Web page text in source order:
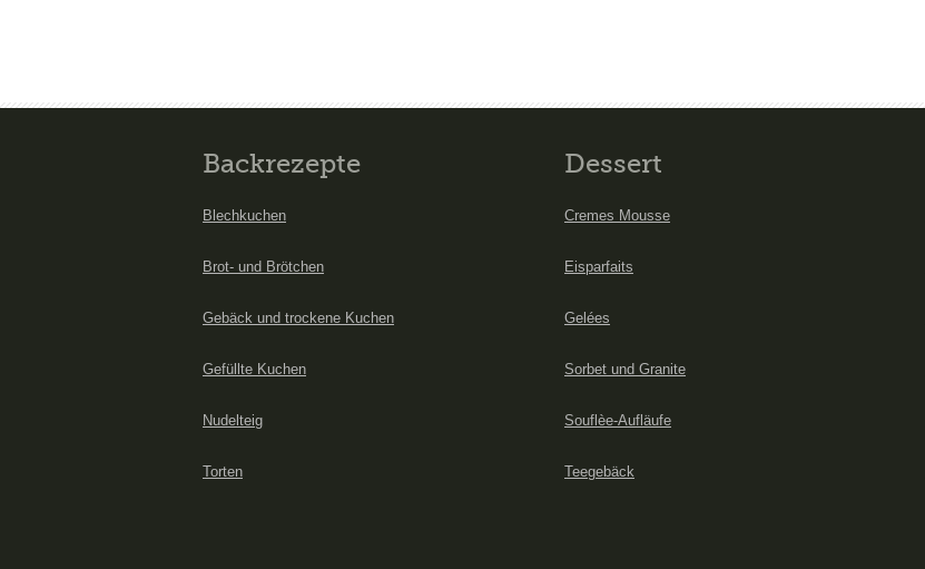
Backrezepte
Blechkuchen
Brot- und Brötchen
Gebäck und trockene Kuchen
Gefüllte Kuchen
Nudelteig
Torten
Dessert
Cremes Mousse
Eisparfaits
Gelées
Sorbet und Granite
Souflèe-Aufläufe
Teegebäck